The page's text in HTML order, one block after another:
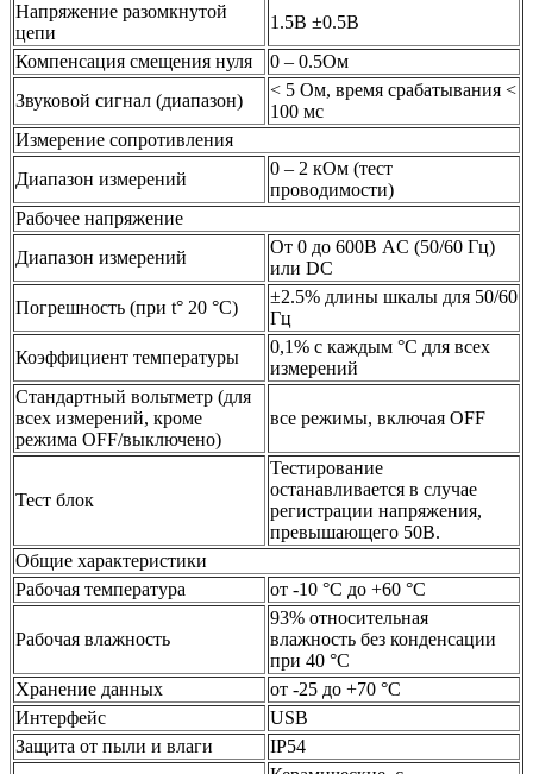
Напряжение разомкнутой
цепи
1.5B ±0.5B
Компенсация смещения нуля
0 – 0.5Ом
Звуковой сигнал (диапазон)
< 5 Ом, время срабатывания <
100 мс
Измерение сопротивления
Диапазон измерений
0 – 2 кОм (тест
проводимости)
Рабочее напряжение
Диапазон измерений
От 0 до 600В AC (50/60 Гц)
или DC
Погрешность (при t° 20 °C)
±2.5% длины шкалы для 50/60
Гц
Коэффициент температуры
0,1% с каждым °C для всех
измерений
Стандартный вольтметр (для
всех измерений, кроме
режима OFF/выключено)
все режимы, включая OFF
Тест блок
Тестирование
останавливается в случае
регистрации напряжения,
превышающего 50В.
Общие характеристики
Рабочая температура
от -10 °C до +60 °C
Рабочая влажность
93% относительная
влажность без конденсации
при 40 °C
Хранение данных
от -25 до +70 °C
Интерфейс
USB
Защита от пыли и влаги
IP54